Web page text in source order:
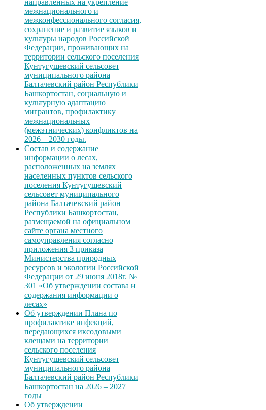
направленных на укрепление
межнационального и
межконфессионального согласия,
сохранение и развитие языков и
культуры народов Российской
Федерации, проживающих на
территории сельского поселения
Кунтугушевский сельсовет
муниципального района
Балтачевский район Республики
Башкортостан, социальную и
культурную адаптацию
мигрантов, профилактику
межнациональных
(межэтнических) конфликтов на
2026 – 2030 годы.
Состав и содержание
информации о лесах,
расположенных на землях
населенных пунктов сельского
поселения Кунтугушевский
сельсовет муниципального
района Балтачевский район
Республики Башкортостан,
размещаемой на официальном
сайте органа местного
самоуправления согласно
приложения 3 приказа
Министерства природных
ресурсов и экологии Российской
Федерации от 29 июня 2018г. №
301 «Об утверждении состава и
содержания информации о
лесах»
Об утверждении Плана по
профилактике инфекций,
передающихся иксодовыми
клещами на территории
сельского поселения
Кунтугушевский сельсовет
муниципального района
Балтачевский район Республики
Башкортостан на 2026 – 2027
годы
Об утверждении